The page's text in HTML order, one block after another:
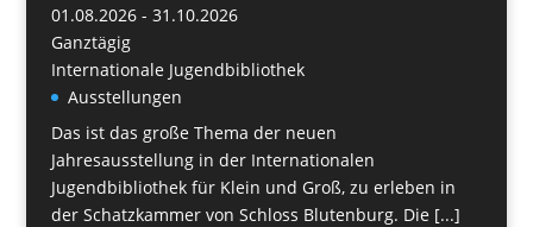
01.08.2026 - 31.10.2026
Ganztägig
Internationale Jugendbibliothek
Ausstellungen
Das ist das große Thema der neuen
Jahresausstellung in der Internationalen
Jugendbibliothek für Klein und Groß, zu erleben in
der Schatzkammer von Schloss Blutenburg. Die [...]